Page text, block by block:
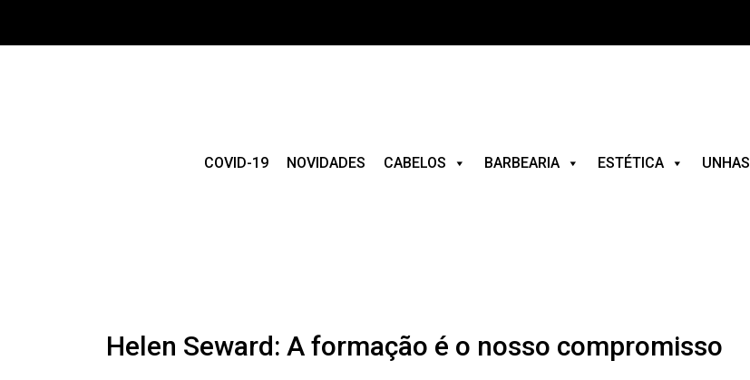
COVID-19 NOVIDADES CABELOS BARBEARIA ESTÉTICA UNHAS
Helen Seward: A formação é o nosso compromisso